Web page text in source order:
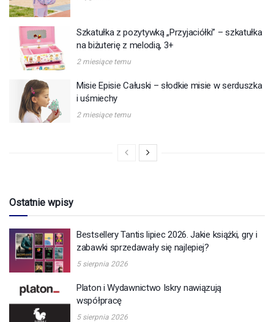
Szkatułka z pozytywką „Przyjaciółki” – szkatułka
na biżuterię z melodią, 3+
2 miesiące temu
Misie Episie Całuski – słodkie misie w serduszka
i uśmiechy
2 miesiące temu
Ostatnie wpisy
Bestsellery Tantis lipiec 2026. Jakie książki, gry i
zabawki sprzedawały się najlepiej?
5 sierpnia 2026
Platon i Wydawnictwo Iskry nawiązują
współpracę
5 sierpnia 2026